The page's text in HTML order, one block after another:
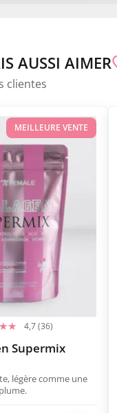
AUSSI AIMER
clientes
MEILLEURE VENTE
4,7 (36)
Supermix
légère comme une
plume.